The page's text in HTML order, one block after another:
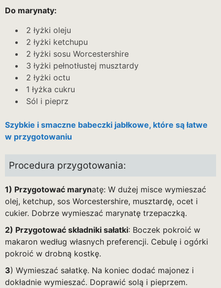
Do marynaty:
2 łyżki oleju
2 łyżki ketchupu
2 łyżki sosu Worcestershire
3 łyżki pełnotłustej musztardy
2 łyżki octu
1 łyżka cukru
Sól i pieprz
Szybkie i smaczne babeczki jabłkowe, które są łatwe
w przygotowaniu
Procedura przygotowania:
1) Przygotować marynatę: W dużej misce wymieszać
olej, ketchup, sos Worcestershire, musztardę, ocet i
cukier. Dobrze wymieszać marynatę trzepaczką.
2) Przygotować składniki sałatki: Boczek pokroić w
makaron według własnych preferencji. Cebulę i ogórki
pokroić w drobną kostkę.
3) Wymieszać sałatkę. Na koniec dodać majonez i
dokładnie wymieszać. Doprawić solą i pieprzem.